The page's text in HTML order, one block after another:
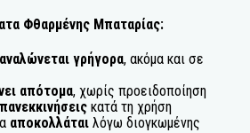
Φθαρμένης Μπαταρίας:
γρήγορα, ακόμα και σε
απότομα, χωρίς προειδοποίηση
κατά τη χρήση
αποκολλάται λόγω διογκωμένης